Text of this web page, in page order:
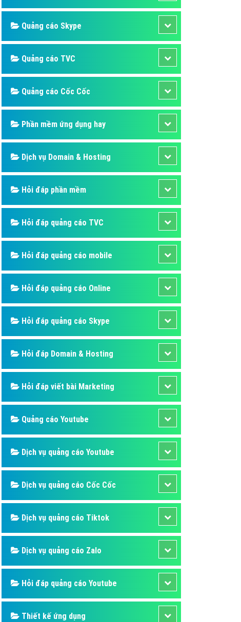
cáo Youtube
vụ quảng cáo Youtube
kế ứng dụng
cáo Cốc Cốc hiệu quả
cáo Zalo chuyên nghiệp
nghĩa
Quảng cáo Skype
Quảng cáo TVC
Quảng cáo Cốc Cốc
Phần mềm ứng dụng hay
Dịch vụ Domain & Hosting
Hỏi đáp phần mềm
Hỏi đáp quảng cáo TVC
Hỏi đáp quảng cáo mobile
Hỏi đáp quảng cáo Online
Hỏi đáp quảng cáo Skype
Hỏi đáp Domain & Hosting
Hỏi đáp viết bài Marketing
Quảng cáo Youtube
Dịch vụ quảng cáo Youtube
Dịch vụ quảng cáo Cốc Cốc
Dịch vụ quảng cáo Tiktok
Dịch vụ quảng cáo Zalo
Hỏi đáp quảng cáo Youtube
Thiết kế ứng dụng